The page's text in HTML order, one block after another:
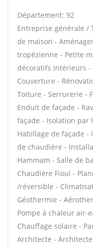
Département: 92
Entreprise générale /
de maison -
tropézienne - Petite
décoratifs intérieurs
Couverture -
Toiture - Serrurerie -
Enduit de façade -
façade - Isolation par
Habillage de façade
de chaudière -
Hammam - Salle de
Chaudière Fioul -
/réversible -
Géothermie -
Pompe à chaleur air-
Chauffage solaire -
Architecte -